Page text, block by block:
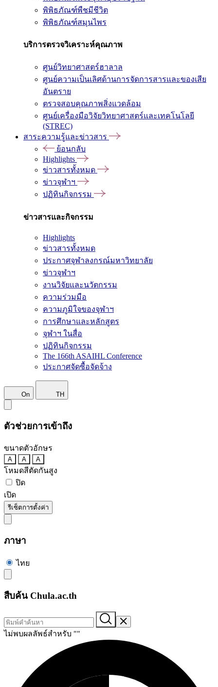
พิพิธภัณฑ์พืชมีชีวิต
พิพิธภัณฑ์สมุนไพร
บริการตรวจวิเคราะห์คุณภาพ
ศูนย์วิทยาศาสตร์ฮาลาล
ศูนย์ความเป็นเลิศด้านการจัดการสารและของเสีย
อันตราย
ตรวจสอบคุณภาพสิ่งแวดล้อม
ศูนย์เครื่องมือวิจัยวิทยาศาสตร์และเทคโนโลยี
(STREC)
สาระความรู้และข่าวสาร
ย้อนกลับ
Highlights
ข่าวสารทั้งหมด
ข่าวจุฬาฯ
ปฏิทินกิจกรรม
ข่าวสารและกิจกรรม
Highlights
ข่าวสารทั้งหมด
ประกาศจุฬาลงกรณ์มหาวิทยาลัย
ข่าวจุฬาฯ
งานวิจัยและนวัตกรรม
ความร่วมมือ
ความภูมิใจของจุฬาฯ
การศึกษาและหลักสูตร
จุฬาฯ ในสื่อ
ปฏิทินกิจกรรม
The 166th ASAIHL Conference
ประกาศจัดซื้อจัดจ้าง
On TH
ตัวช่วยการเข้าถึง
ขนาดตัวอักษร
A A A
โหมดสีตัดกันสูง
ปิด
เปิด
รีเซ็ตการตั้งค่า
ภาษา
ไทย
สืบค้น Chula.ac.th
ไม่พบผลลัพธ์สำหรับ ""